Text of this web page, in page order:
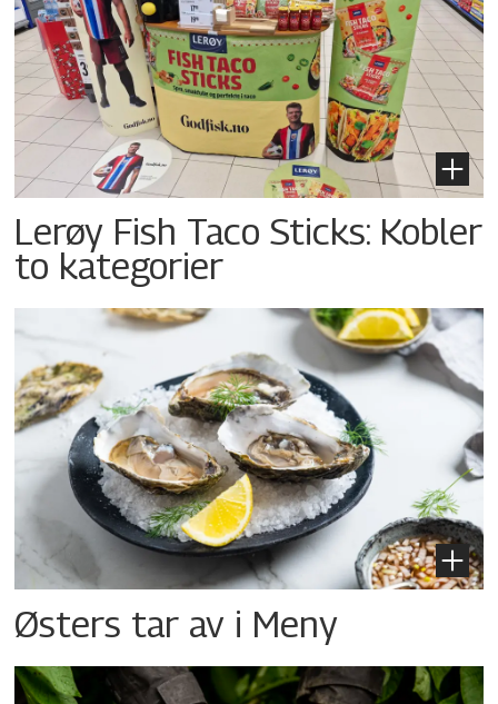
Lerøy Fish Taco Sticks: Kobler
to kategorier
Østers tar av i Meny